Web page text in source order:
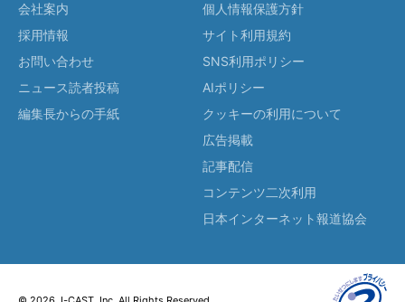
会社案内
採用情報
お問い合わせ
ニュース読者投稿
編集長からの手紙
個人情報保護方針
サイト利用規約
SNS利用ポリシー
AIポリシー
クッキーの利用について
広告掲載
記事配信
コンテンツ二次利用
日本インターネット報道協会